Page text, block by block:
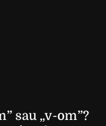
sau „v-om”?